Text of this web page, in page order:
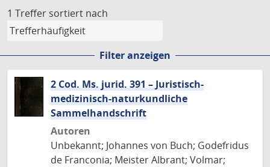
1 Treffer sortiert nach
Filter anzeigen
2 Cod. Ms. jurid. 391 – Juristisch-
medizinisch-naturkundliche
Sammelhandschrift
Autoren
Unbekannt; Johannes von Buch; Godefridus
de Franconia; Meister Albrant; Volmar;